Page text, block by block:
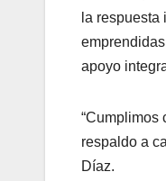
la
apoyo
“Cumplimos
respaldo a
Díaz.